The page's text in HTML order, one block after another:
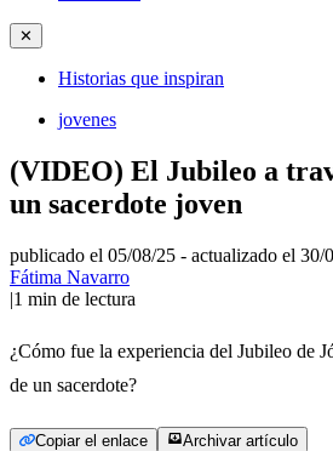
✕
Historias que inspiran
jovenes
(VIDEO) El Jubileo a
un sacerdote joven
publicado el 05/08/25 - actualizado el 30/
Fátima Navarro
|1 min de lectura
¿Cómo fue la experiencia del Jubileo de
de un sacerdote?
Copiar el enlace Archivar artículo